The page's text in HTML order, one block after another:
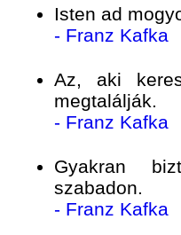
Isten ad
- Franz Kafka
Az, aki
megtalálják.
- Franz Kafka
Gyakran
szabadon.
- Franz Kafka